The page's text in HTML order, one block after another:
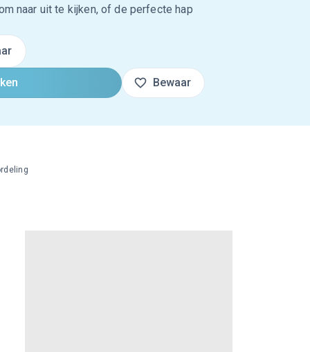
naar uit te kijken, of de perfecte hap
Bewaar